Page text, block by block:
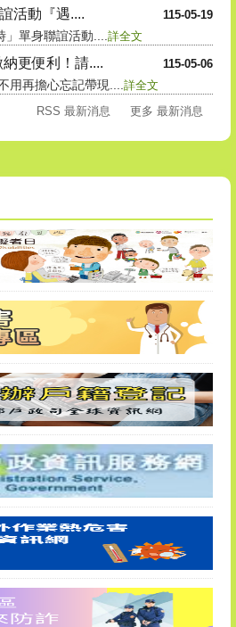
115-05-19
活動『遇....
單身聯誼活動.... 詳全文
115-05-06
更便利！請....
用再擔心忘記帶現.... 詳全文
RSS 最新消息
更多 最新消息